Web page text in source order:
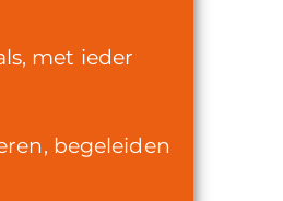
met ieder
begeleiden